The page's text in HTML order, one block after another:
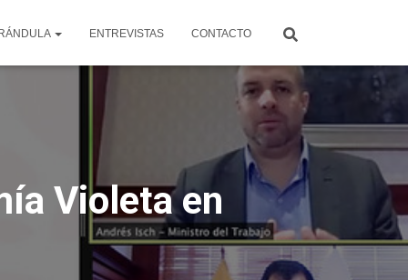
ENTREVISTAS CONTACTO
Violeta en